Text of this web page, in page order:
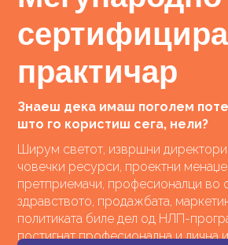
практичар
Знаеш дека имаш поголем
што го користиш сега, нели?
Ширум светот, извршни
човечки ресурси, проектни
претприемачи, професионалци во
здравството, продажбата,
политиката биле дел од НЛП-
постигнат професионална и лична